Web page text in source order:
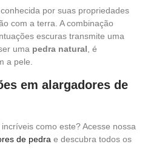
por suas propriedades
com a terra. A combinação
escuras transmite uma
uma pedra natural , é
a pele.
em alargadores de
como este? Acesse nossa
de pedra e descubra todos os